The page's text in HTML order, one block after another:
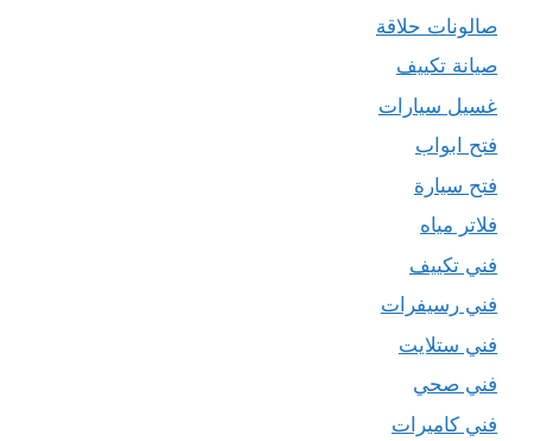
صالونات حلاقة
صيانة تكييف
غسيل سيارات
فتح ابواب
فتح سيارة
فلاتر مياه
فني تكييف
فني رسيفرات
فني ستلايت
فني صحي
فني كاميرات